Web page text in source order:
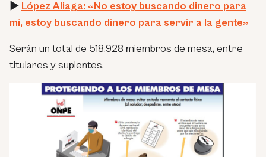
► López Aliaga: «No estoy buscando dinero para
mí, estoy buscando dinero para servir a la gente»
Serán un total de 518.928 miembros de mesa, entre
titulares y suplentes.